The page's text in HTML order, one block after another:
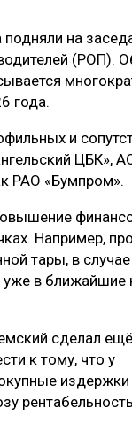
на
(РОП).
года.
и
ЦБК»,
РАО «Бумпром».
Например,
тары, в случае
уже в ближайшие
сделал
к тому, что у